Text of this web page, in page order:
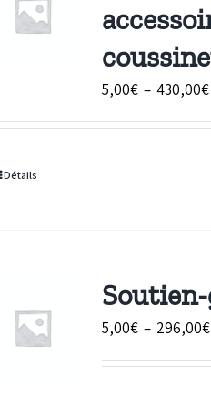
5,00€ – 430,00€
Détails
5,00€ – 296,00€